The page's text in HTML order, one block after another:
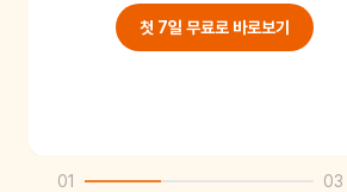
첫 7일 무료로 바로보기
01 03